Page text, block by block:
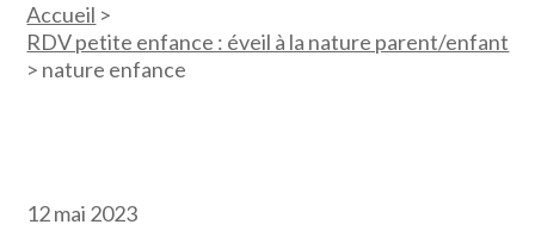
Accueil >
RDV petite enfance : éveil à la nature parent/enfant
> nature enfance
12 mai 2023